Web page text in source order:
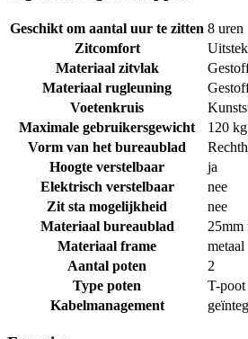
Geschikt om aantal uur te zitten 8 uren
Zitcomfort
Materiaal zitvlak
Materiaal rugleuning
Voetenkruis
Maximale gebruikersgewicht
120 kg
Vorm van het bureaublad
Hoogte verstelbaar
ja
Elektrisch verstelbaar
nee
Zit sta mogelijkheid
nee
Materiaal bureaublad
25mm
Materiaal frame
metaal
Aantal poten
2
Type poten
T-poot
Kabelmanagement